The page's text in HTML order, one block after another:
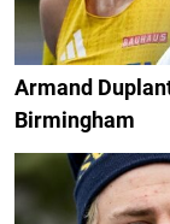
Armand
Birmingham